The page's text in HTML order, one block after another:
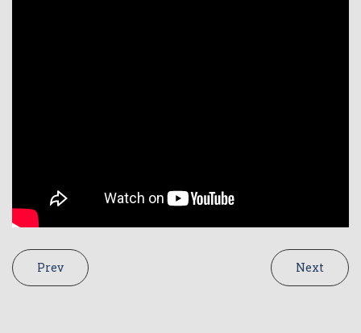
Prev Next